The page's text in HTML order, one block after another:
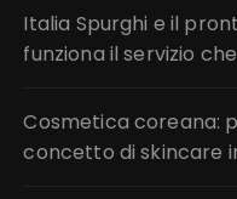
Italia Spurghi e il
funziona il servizio
Cosmetica coreana:
concetto di skincare